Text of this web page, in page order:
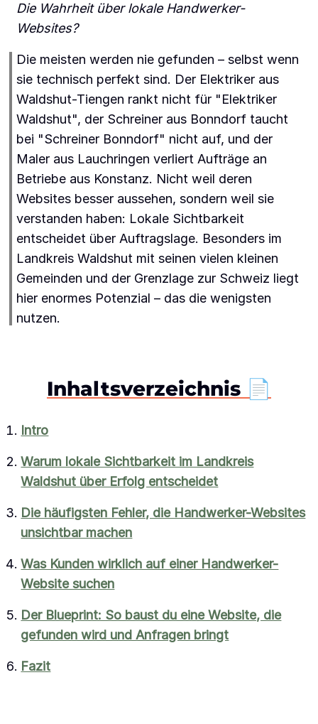
Die Wahrheit über lokale Handwerker-
Websites?
Die meisten werden nie gefunden – selbst wenn
sie technisch perfekt sind. Der Elektriker aus
Waldshut-Tiengen rankt nicht für "Elektriker
Waldshut", der Schreiner aus Bonndorf taucht
bei "Schreiner Bonndorf" nicht auf, und der
Maler aus Lauchringen verliert Aufträge an
Betriebe aus Konstanz. Nicht weil deren
Websites besser aussehen, sondern weil sie
verstanden haben: Lokale Sichtbarkeit
entscheidet über Auftragslage. Besonders im
Landkreis Waldshut mit seinen vielen kleinen
Gemeinden und der Grenzlage zur Schweiz liegt
hier enormes Potenzial – das die wenigsten
nutzen.
Inhaltsverzeichnis 📄
Intro
Warum lokale Sichtbarkeit im Landkreis
Waldshut über Erfolg entscheidet
Die häufigsten Fehler, die Handwerker-Websites
unsichtbar machen
Was Kunden wirklich auf einer Handwerker-
Website suchen
Der Blueprint: So baust du eine Website, die
gefunden wird und Anfragen bringt
Fazit